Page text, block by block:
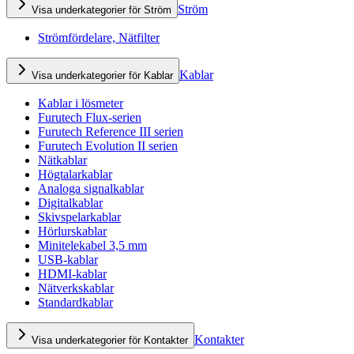
Visa underkategorier för Ström Ström
Strömfördelare, Nätfilter
Visa underkategorier för Kablar Kablar
Kablar i lösmeter
Furutech Flux-serien
Furutech Reference III serien
Furutech Evolution II serien
Nätkablar
Högtalarkablar
Analoga signalkablar
Digitalkablar
Skivspelarkablar
Hörlurskablar
Minitelekabel 3,5 mm
USB-kablar
HDMI-kablar
Nätverkskablar
Standardkablar
Visa underkategorier för Kontakter Kontakter